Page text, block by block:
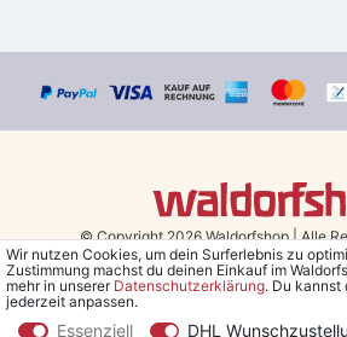
© Copyright 2026 Waldorfshop|Alle
Bestellungen mit Prio Versand bis 13 Uhr,
Wir nutzen Cookies, um dein Surferlebnis zu
Zustimmung machst du deinen Einkauf im
mehr in unserer Daten­schutz­erklärung. Du kannst
jederzeit anpassen.
Essenziell DHL